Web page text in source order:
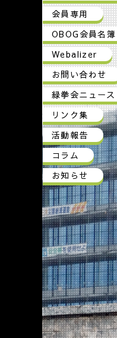
会員専用
OBOG会員名簿
Webalizer
お問い合わせ
緑拳会ニュース
リンク集
活動報告
コラム
お知らせ